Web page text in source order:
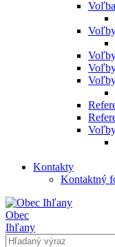
Kontakty
Kontaktný
Obec
Ihľany